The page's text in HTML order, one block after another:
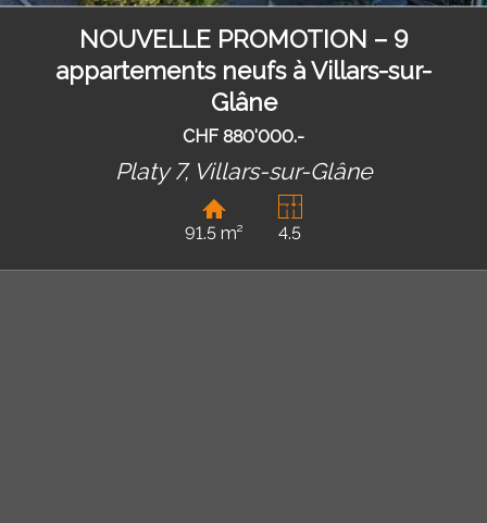
NOUVELLE PROMOTION – 9
appartements neufs à Villars-sur-
Glâne
CHF 880'000.-
Platy 7, Villars-sur-Glâne
91.5 m² 4.5